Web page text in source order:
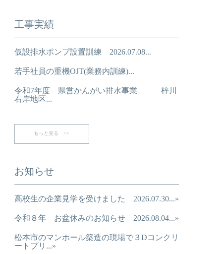
工事実績
仮設排水ポンプ設置訓練 2026.07.08...
若手社員の重機OJT(業務内訓練)...
令和7年度 県営かんがい排水事業 梓川
右岸地区...
もっと見る >>
お知らせ
高校生の企業見学を受けました 2026.07.30...»
令和８年 お盆休みのお知らせ 2026.08.04...»
松本市のマンホール築造の現場で３Dコンクリ
ートプリ...»